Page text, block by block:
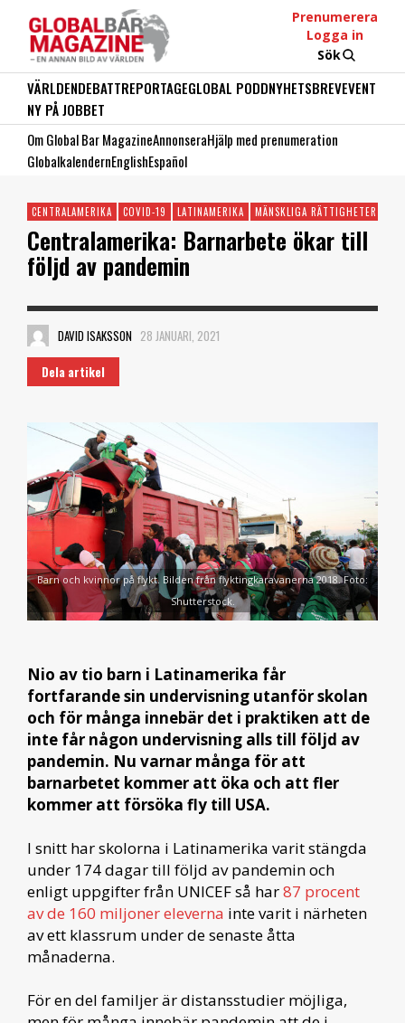
Prenumerera
Logga in
Sök
VÄRLDENDEBATTREPORTAGEGLOBAL PODDNYHETSBREVEVENT
NY PÅ JOBBET
Om Global Bar MagazineAnnonseraHjälp med prenumeration
GlobalkalendernEnglishEspañol
CENTRALAMERIKA COVID-19 LATINAMERIKA MÄNSKLIGA RÄTTIGHETER
Centralamerika: Barnarbete ökar till
följd av pandemin
DAVID ISAKSSON 28 JANUARI, 2021
Dela artikel
Barn och kvinnor på flykt. Bilden från flyktingkaravanerna 2018. Foto:
Shutterstock.
Nio av tio barn i Latinamerika får
fortfarande sin undervisning utanför skolan
och för många innebär det i praktiken att de
inte får någon undervisning alls till följd av
pandemin. Nu varnar många för att
barnarbetet kommer att öka och att fler
kommer att försöka fly till USA.
I snitt har skolorna i Latinamerika varit stängda
under 174 dagar till följd av pandemin och
enligt uppgifter från UNICEF så har87 procent
av de 160 miljoner eleverna inte varit i närheten
av ett klassrum under de senaste åtta
månaderna.
För en del familjer är distansstudier möjliga,